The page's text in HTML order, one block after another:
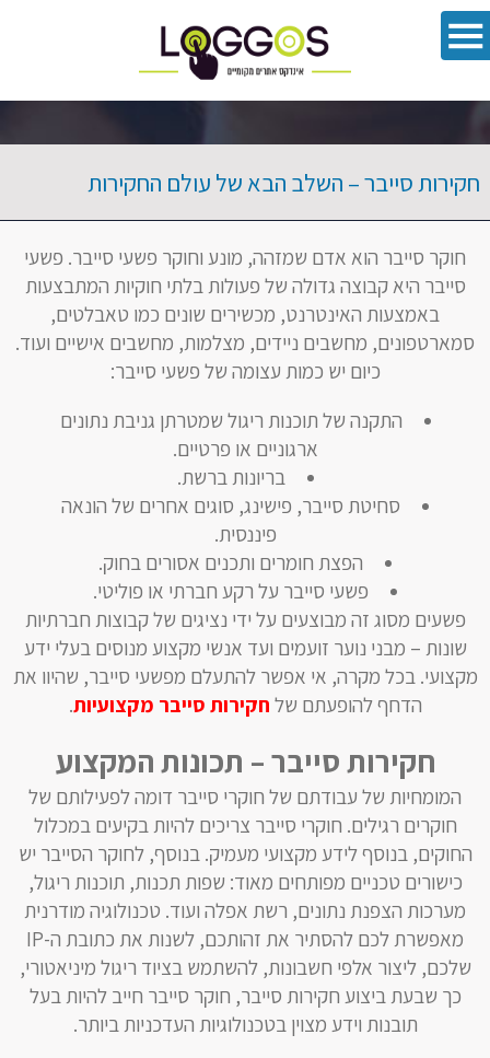
חקירות סייבר – השלב הבא של עולם החקירות
חוקר סייבר הוא אדם שמזהה, מונע וחוקר פשעי סייבר. פשעי
סייבר היא קבוצה גדולה של פעולות בלתי חוקיות המתבצעות
באמצעות האינטרנט, מכשירים שונים כמו טאבלטים,
סמארטפונים, מחשבים ניידים, מצלמות, מחשבים אישיים ועוד.
כיום יש כמות עצומה של פשעי סייבר:
התקנה של תוכנות ריגול שמטרתן גניבת נתונים
ארגוניים או פרטיים.
בריונות ברשת.
סחיטת סייבר, פישינג, סוגים אחרים של הונאה
פיננסית.
הפצת חומרים ותכנים אסורים בחוק.
פשעי סייבר על רקע חברתי או פוליטי.
פשעים מסוג זה מבוצעים על ידי נציגים של קבוצות חברתיות
שונות – מבני נוער זועמים ועד אנשי מקצוע מנוסים בעלי ידע
מקצועי. בכל מקרה, אי אפשר להתעלם מפשעי סייבר, שהיוו את
הדחף להופעתם של חקירות סייבר מקצועיות.
חקירות סייבר – תכונות המקצוע
המומחיות של עבודתם של חוקרי סייבר דומה לפעילותם של
חוקרים רגילים. חוקרי סייבר צריכים להיות בקיעים במכלול
החוקים, בנוסף לידע מקצועי מעמיק. בנוסף, לחוקר הסייבר יש
כישורים טכניים מפותחים מאוד: שפות תכנות, תוכנות ריגול,
מערכות הצפנת נתונים, רשת אפלה ועוד. טכנולוגיה מודרנית
מאפשרת לכם להסתיר את זהותכם, לשנות את כתובת ה-IP
שלכם, ליצור אלפי חשבונות, להשתמש בציוד ריגול מיניאטורי,
כך שבעת ביצוע חקירות סייבר, חוקר סייבר חייב להיות בעל
תובנות וידע מצוין בטכנולוגיות העדכניות ביותר.